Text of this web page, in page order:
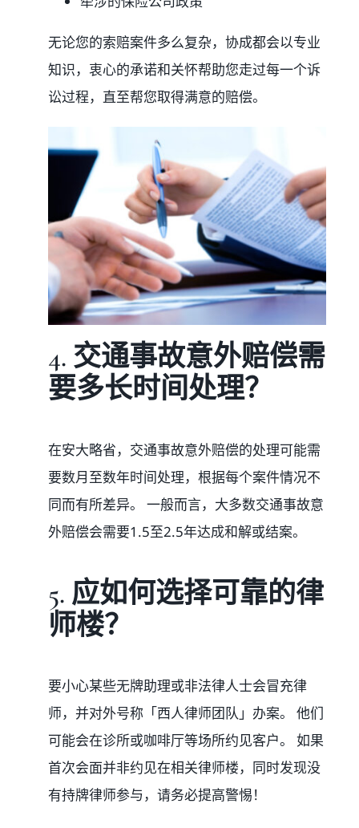
无论您的索赔案件多么复杂，协成都会以专业
知识，衷心的承诺和关怀帮助您走过每一个诉
讼过程，直至帮您取得满意的赔偿。
4. 交通事故意外赔偿需
要多长时间处理？
在安大略省，交通事故意外赔偿的处理可能需
要数月至数年时间处理，根据每个案件情况不
同而有所差异。 一般而言，大多数交通事故意
外赔偿会需要1.5至2.5年达成和解或结案。
5. 应如何选择可靠的律
师楼？
要小心某些无牌助理或非法律人士会冒充律
师，并对外号称「西人律师团队」办案。 他们
可能会在诊所或咖啡厅等场所约见客户。 如果
首次会面并非约见在相关律师楼，同时发现没
有持牌律师参与，请务必提高警惕！